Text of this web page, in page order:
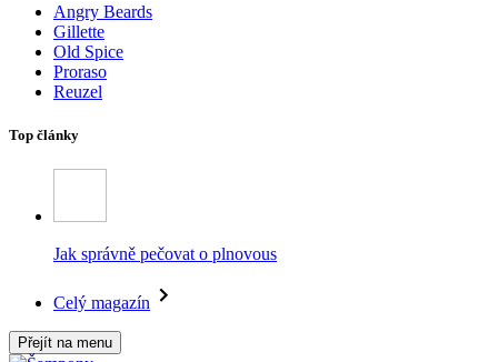
Angry Beards
Gillette
Old Spice
Proraso
Reuzel
Top články
Jak správně pečovat o plnovous
Celý magazín
Přejít na menu